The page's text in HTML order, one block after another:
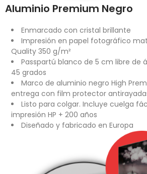
Aluminio Premium Negro
Enmarcado con cristal brillante
Impresión en papel fotográfico
Quality 350 g/m²
Passpartú blanco de 5 cm libre de
45 grados
Marco de aluminio negro High
entrega con film protector
Listo para colgar. Incluye cuelga
impresión HP + 200 años
Diseñado y fabricado en Europa